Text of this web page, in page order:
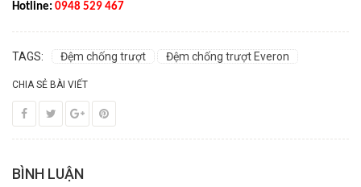
Hotline: 0948 529 467
TAGS: Đệm chống trượt Đệm chống trượt Everon
CHIA SẺ BÀI VIẾT
BÌNH LUẬN